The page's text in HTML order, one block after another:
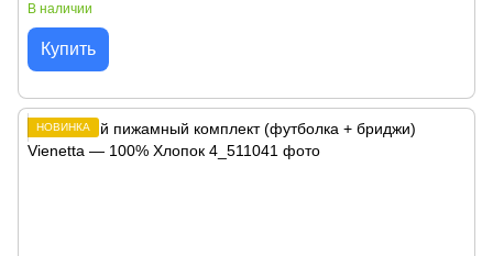
В наличии
Купить
НОВИНКА